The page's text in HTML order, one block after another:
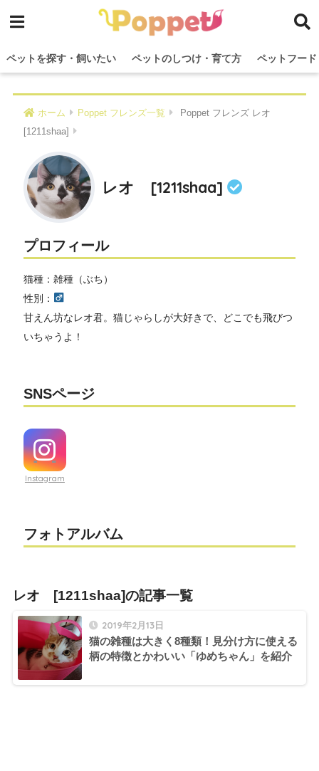
ペットを探す・飼いたい ペットのしつけ・育て方 ペットフー
ホーム Poppet フレンズ一覧
Poppet フレンズ レオ
[1211shaa]
レオ [1211shaa]
プロフィール
猫種：雑種（ぶち）
性別：
甘えん坊なレオ君。猫じゃらしが大好きで、どこでも飛びつ
いちゃうよ！
SNSページ
Instagram
フォトアルバム
レオ [1211shaa]の記事一覧
2019年2月13日
猫の雑種は大きく8種類！見分け方に使える
柄の特徴とかわいい「ゆめちゃん」を紹介